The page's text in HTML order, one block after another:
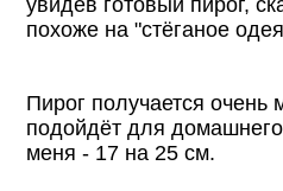
увидев готовый пирог,
похоже на "стёганое
Пирог получается очень
подойдёт для
меня - 17 на 25 см.